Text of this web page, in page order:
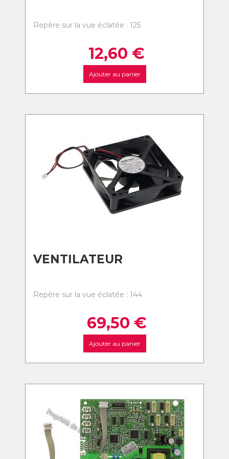
Repère sur la vue éclatée : 125
12,60 €
Ajouter au panier
VENTILATEUR
Repère sur la vue éclatée : 144
69,50 €
Ajouter au panier